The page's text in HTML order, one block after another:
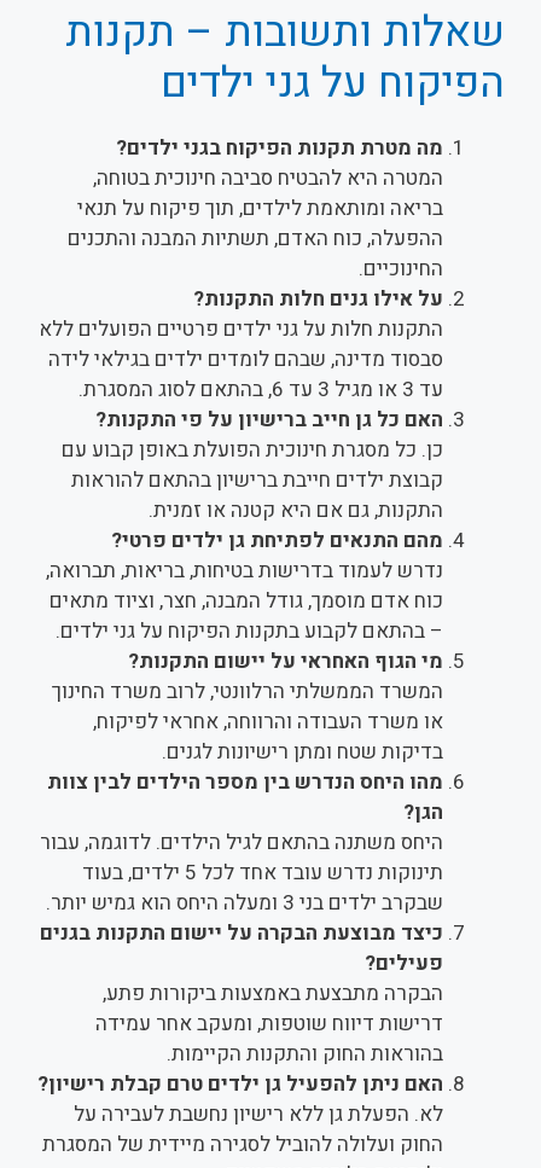
שאלות ותשובות – תקנות
הפיקוח על גני ילדים
מה מטרת תקנות הפיקוח בגני ילדים?
המטרה היא להבטיח סביבה חינוכית בטוחה,
בריאה ומותאמת לילדים, תוך פיקוח על תנאי
ההפעלה, כוח האדם, תשתיות המבנה והתכנים
החינוכיים.
על אילו גנים חלות התקנות?
התקנות חלות על גני ילדים פרטיים הפועלים ללא
סבסוד מדינה, שבהם לומדים ילדים בגילאי לידה
עד 3 או מגיל 3 עד 6, בהתאם לסוג המסגרת.
האם כל גן חייב ברישיון על פי התקנות?
כן. כל מסגרת חינוכית הפועלת באופן קבוע עם
קבוצת ילדים חייבת ברישיון בהתאם להוראות
התקנות, גם אם היא קטנה או זמנית.
מהם התנאים לפתיחת גן ילדים פרטי?
נדרש לעמוד בדרישות בטיחות, בריאות, תברואה,
כוח אדם מוסמך, גודל המבנה, חצר, וציוד מתאים
– בהתאם לקבוע בתקנות הפיקוח על גני ילדים.
מי הגוף האחראי על יישום התקנות?
המשרד הממשלתי הרלוונטי, לרוב משרד החינוך
או משרד העבודה והרווחה, אחראי לפיקוח,
בדיקות שטח ומתן רישיונות לגנים.
מהו היחס הנדרש בין מספר הילדים לבין צוות
הגן?
היחס משתנה בהתאם לגיל הילדים. לדוגמה, עבור
תינוקות נדרש עובד אחד לכל 5 ילדים, בעוד
שבקרב ילדים בני 3 ומעלה היחס הוא גמיש יותר.
כיצד מבוצעת הבקרה על יישום התקנות בגנים
פעילים?
הבקרה מתבצעת באמצעות ביקורות פתע,
דרישות דיווח שוטפות, ומעקב אחר עמידה
בהוראות החוק והתקנות הקיימות.
האם ניתן להפעיל גן ילדים טרם קבלת רישיון?
לא. הפעלת גן ללא רישיון נחשבת לעבירה על
החוק ועלולה להוביל לסגירה מיידית של המסגרת